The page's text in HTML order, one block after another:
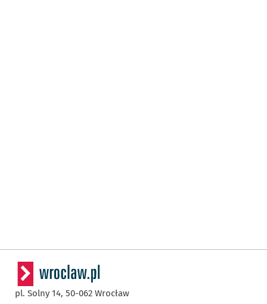
pl. Solny 14, 50-062 Wrocław